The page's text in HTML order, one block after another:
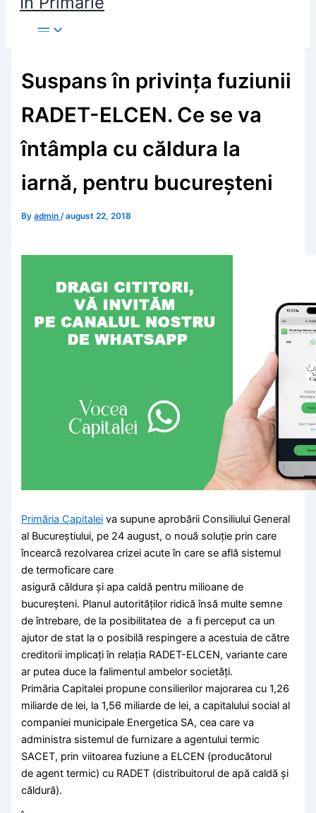
Suspans în privința fuziunii
RADET-ELCEN. Ce se va
întâmpla cu căldura la
iarnă, pentru bucureșteni
Byadmin/august 22, 2018
Primăria Capitalei va supune aprobării Consiliului General
al Bucureștiului, pe 24 august, o nouă soluție prin care
încearcă rezolvarea crizei acute în care se află sistemul
de termoficare care
asigură căldura și apa caldă pentru milioane de
bucureșteni. Planul autorităților ridică însă multe semne
de întrebare, de la posibilitatea de a fi perceput ca un
ajutor de stat la o posibilă respingere a acestuia de către
creditorii implicați în relația RADET-ELCEN, variante care
ar putea duce la falimentul ambelor societăți.
Primăria Capitalei propune consilierilor majorarea cu 1,26
miliarde de lei, la 1,56 miliarde de lei, a capitalului social al
companiei municipale Energetica SA, cea care va
administra sistemul de furnizare a agentului termic
SACET, prin viitoarea fuziune a ELCEN (producătorul
de agent termic) cu RADET (distribuitorul de apă caldă și
căldură).